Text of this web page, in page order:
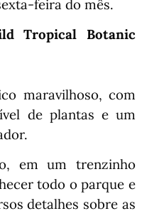
feira do mês.
Tropical Botanic
maravilhoso, com
de plantas e um
em um trenzinho
todo o parque e
detalhes sobre as